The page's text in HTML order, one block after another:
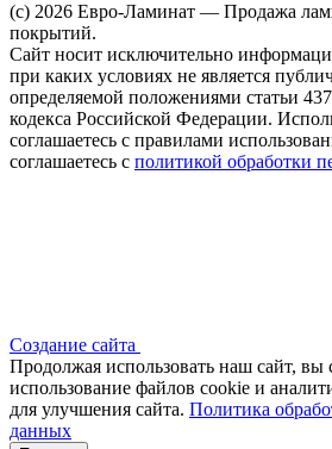
(c) 2026 Евро-Ламинат — Продажа
покрытий.
Сайт носит исключительно
при каких условиях не является
определяемой положениями статьи
кодекса Российской Федерации.
соглашаетесь с правилами
соглашаетесь с политикой обработки
Создание сайта
Продолжая использовать наш сайт, вы
использование файлов сооkіе и
для улучшения сайта. Политика
данных